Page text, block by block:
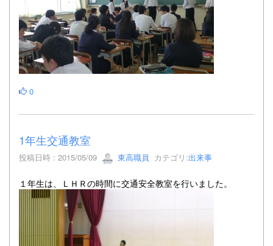
0
1年生交通教室
投稿日時 : 2015/05/09 東高職員 カテゴリ:出来事
１年生は、ＬＨＲの時間に交通安全教室を行いました。